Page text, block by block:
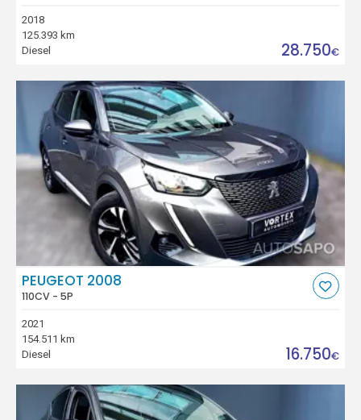
2018
125.393 km
Diesel
28.750€
PEUGEOT 2008
110CV - 5P
2021
154.511 km
Diesel
16.750€